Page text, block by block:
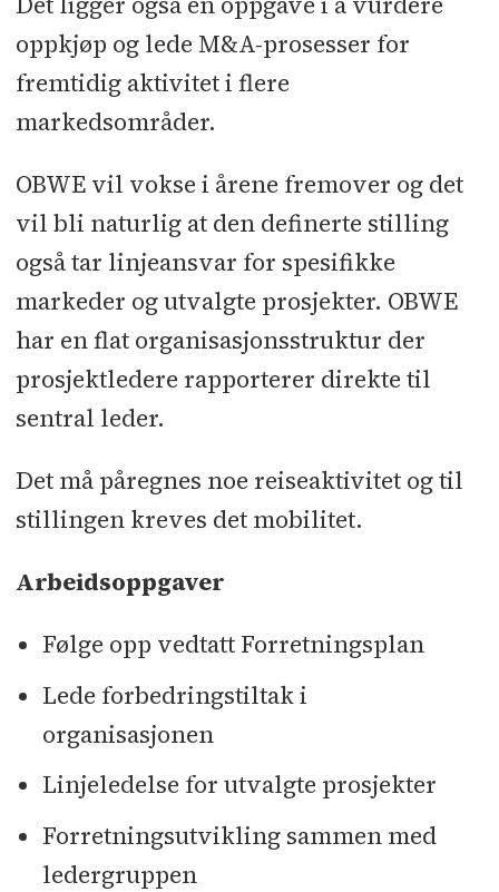
oppkjøp og lede M&A-prosesser for
fremtidig aktivitet i flere
markedsområder.
OBWE vil vokse i årene fremover og det
vil bli naturlig at den definerte stilling
også tar linjeansvar for spesifikke
markeder og utvalgte prosjekter. OBWE
har en flat organisasjonsstruktur der
prosjektledere rapporterer direkte til
sentral leder.
Det må påregnes noe reiseaktivitet og til
stillingen kreves det mobilitet.
Arbeidsoppgaver
Følge opp vedtatt Forretningsplan
Lede forbedringstiltak i
organisasjonen
Linjeledelse for utvalgte prosjekter
Forretningsutvikling sammen med
ledergruppen